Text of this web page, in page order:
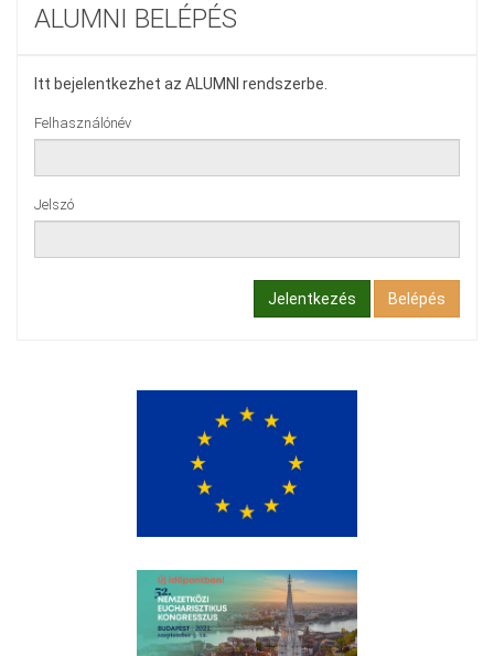
ALUMNI BELÉPÉS
Itt bejelentkezhet az ALUMNI rendszerbe.
Felhasználónév
Jelszó
Jelentkezés Belépés